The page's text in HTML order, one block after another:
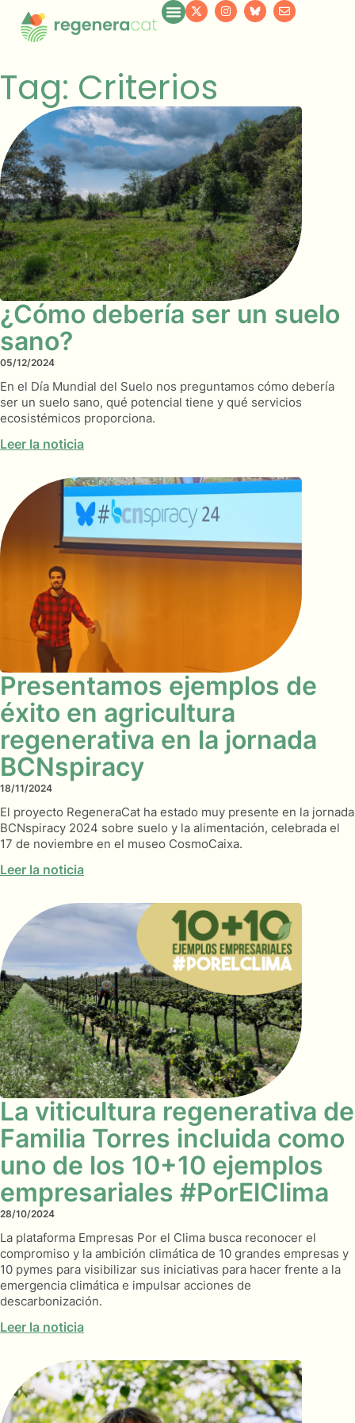
Tag: Criterios
¿Cómo debería ser un suelo
sano?
05/12/2024
En el Día Mundial del Suelo nos preguntamos cómo debería
ser un suelo sano, qué potencial tiene y qué servicios
ecosistémicos proporciona.
Leer la noticia
Presentamos ejemplos de
éxito en agricultura
regenerativa en la jornada
BCNspiracy
18/11/2024
El proyecto RegeneraCat ha estado muy presente en la jornada
BCNspiracy 2024 sobre suelo y la alimentación, celebrada el
17 de noviembre en el museo CosmoCaixa.
Leer la noticia
La viticultura regenerativa de
Familia Torres incluida como
uno de los 10+10 ejemplos
empresariales #PorElClima
28/10/2024
La plataforma Empresas Por el Clima busca reconocer el
compromiso y la ambición climática de 10 grandes empresas y
10 pymes para visibilizar sus iniciativas para hacer frente a la
emergencia climática e impulsar acciones de
descarbonización.
Leer la noticia